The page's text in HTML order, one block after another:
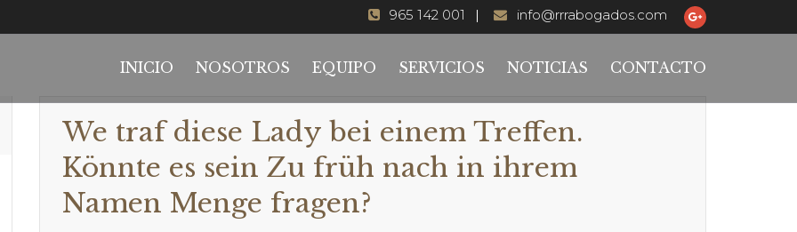
965 142 001 info@rrrabogados.com
INICIO NOSOTROS EQUIPO SERVICIOS NOTICIAS CONTACTO
We traf diese Lady bei einem Treffen.
Könnte es sein Zu früh nach in ihrem
Namen Menge fragen?